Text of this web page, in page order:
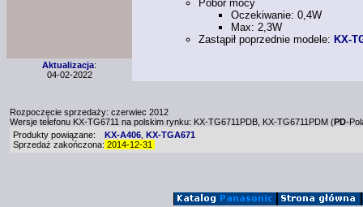
Pobór mocy
Oczekiwanie: 0,4W
Max: 2,3W
Zastąpił poprzednie modele: KX-
Aktualizacja:
04-02-2022
Rozpoczęcie sprzedaży: czerwiec 2012
Wersje telefonu KX-TG6711 na polskim rynku: KX-TG6711PDB, KX-TG6711PDM (PD-
Produkty powiązane:
KX-A406 KX-TGA671
Sprzedaż zakończona: 2014-12-31